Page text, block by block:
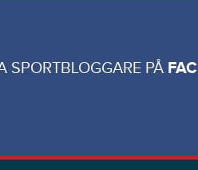
SPORTBLOGGARE PÅ